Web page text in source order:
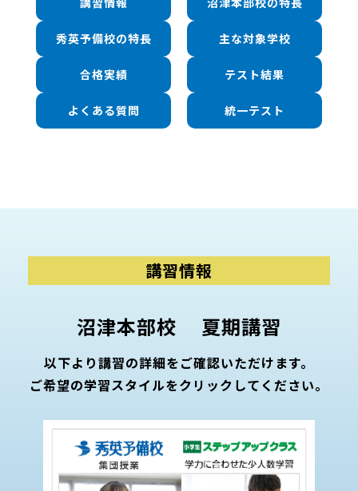
秀英予備校の特長 主な対象学校
合格実績 テスト結果
よくある質問 統一テスト
講習情報
沼津本部校 夏期講習
以下より講習の詳細をご確認いただけます。
ご希望の学習スタイルをクリックしてください。